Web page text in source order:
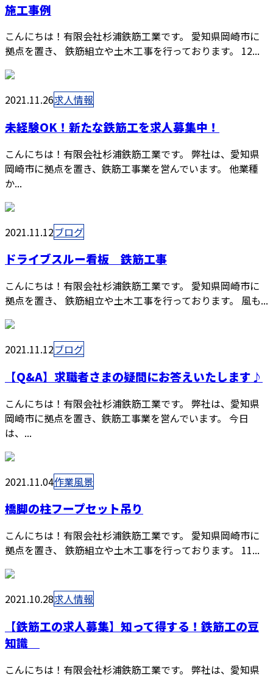
施工事例
こんにちは！有限会社杉浦鉄筋工業です。 愛知県岡崎市に
拠点を置き、 鉄筋組立や土木工事を行っております。 12...
2021.11.26求人情報
未経験OK！新たな鉄筋工を求人募集中！
こんにちは！有限会社杉浦鉄筋工業です。 弊社は、愛知県
岡崎市に拠点を置き、鉄筋工事業を営んでいます。 他業種
か...
2021.11.12ブログ
ドライブスルー看板 鉄筋工事
こんにちは！有限会社杉浦鉄筋工業です。 愛知県岡崎市に
拠点を置き、 鉄筋組立や土木工事を行っております。 風も...
2021.11.12ブログ
【Q&A】求職者さまの疑問にお答えいたします♪
こんにちは！有限会社杉浦鉄筋工業です。 弊社は、愛知県
岡崎市に拠点を置き、鉄筋工事業を営んでいます。 今日
は、...
2021.11.04作業風景
橋脚の柱フープセット吊り
こんにちは！有限会社杉浦鉄筋工業です。 愛知県岡崎市に
拠点を置き、 鉄筋組立や土木工事を行っております。 11...
2021.10.28求人情報
【鉄筋工の求人募集】知って得する！鉄筋工の豆
知識
こんにちは！有限会社杉浦鉄筋工業です。 弊社は、愛知県